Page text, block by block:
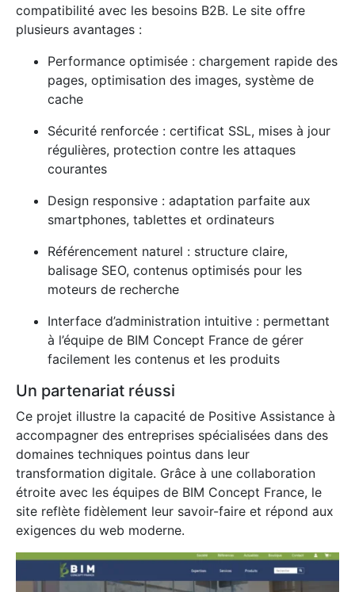
compatibilité avec les besoins B2B. Le site offre
plusieurs avantages :
Performance optimisée : chargement rapide des
pages, optimisation des images, système de
cache
Sécurité renforcée : certificat SSL, mises à jour
régulières, protection contre les attaques
courantes
Design responsive : adaptation parfaite aux
smartphones, tablettes et ordinateurs
Référencement naturel : structure claire,
balisage SEO, contenus optimisés pour les
moteurs de recherche
Interface d’administration intuitive : permettant
à l’équipe de BIM Concept France de gérer
facilement les contenus et les produits
Un partenariat réussi
Ce projet illustre la capacité de Positive Assistance à
accompagner des entreprises spécialisées dans des
domaines techniques pointus dans leur
transformation digitale. Grâce à une collaboration
étroite avec les équipes de BIM Concept France, le
site reflète fidèlement leur savoir-faire et répond aux
exigences du web moderne.